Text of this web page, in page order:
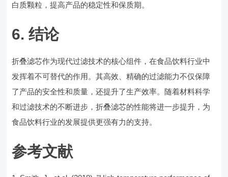
白质颗粒，提高产品的稳定性和保质期。
6. 结论
折叠滤芯作为现代过滤技术的核心组件，在食品饮料行业中
发挥着不可替代的作用。其高效、精确的过滤能力不仅保障
了产品的安全性和质量，还提升了生产效率。随着材料科学
和过滤技术的不断进步，折叠滤芯的性能将进一步提升，为
食品饮料行业的发展提供更强有力的支持。
参考文献